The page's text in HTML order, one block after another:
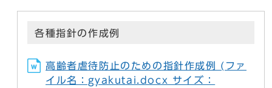
各種指針の作成例
高齢者虐待防止のための指針作成例 (ファ
イル名：gyakutai.docx サイズ：